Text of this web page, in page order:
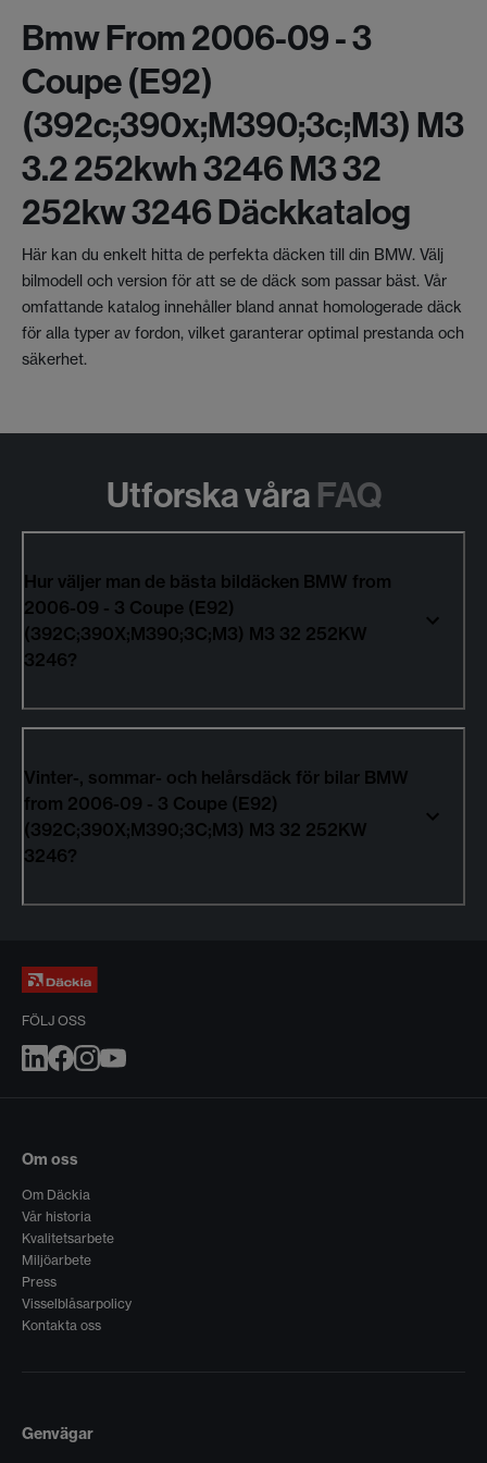
Bmw From 2006-09 - 3
Coupe (e92)
(392c;390x;m390;3c;m3) M3
3.2 252kwh 3246 M3 32
252kw 3246 Däckkatalog
Här kan du enkelt hitta de perfekta däcken till din BMW. Välj
bilmodell och version för att se de däck som passar bäst. Vår
omfattande katalog innehåller bland annat homologerade däck
för alla typer av fordon, vilket garanterar optimal prestanda och
säkerhet.
Utforska våra FAQ
Hur väljer man de bästa bildäcken BMW from
2006-09 - 3 Coupe (E92)
(392C;390X;M390;3C;M3) M3 32 252KW
3246?
Vinter-, sommar- och helårsdäck för bilar BMW
from 2006-09 - 3 Coupe (E92)
(392C;390X;M390;3C;M3) M3 32 252KW
3246?
FÖLJ OSS
Om oss
Om Däckia
Vår historia
Kvalitetsarbete
Miljöarbete
Press
Visselblåsarpolicy
Kontakta oss
Genvägar